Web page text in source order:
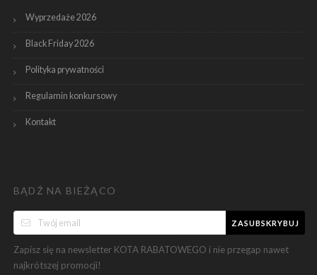
Wyprzedaże 2026
Black Friday 2026
Polityka prywatności
Regulamin konkursowy
Kontakt
BĄDŹ NA BIEŻĄCO
ZASUBSKRYBUJ
Zapisz się na newsletter KOTA RABATOWEGO i nie przegap nawet
najkrótszej promocji!